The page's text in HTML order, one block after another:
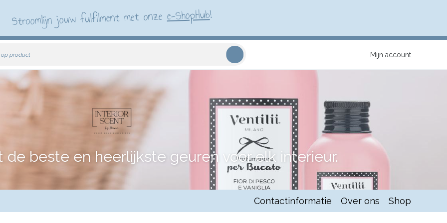
Stroomlijn jouw fulfilment met onzee-ShopHub!
op product Mijn account
de beste en heerlijkste geuren voor elk interieur.
Contactinformatie Over ons Shop